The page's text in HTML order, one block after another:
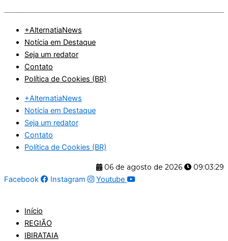
conteúdo
+AlternatiaNews
Notícia em Destaque
Seja um redator
Contato
Política de Cookies (BR)
+AlternatiaNews
Notícia em Destaque
Seja um redator
Contato
Política de Cookies (BR)
06 de agosto de 2026
09:03:30
Facebook
Instagram Youtube
Início
REGIÃO
IBIRATAIA